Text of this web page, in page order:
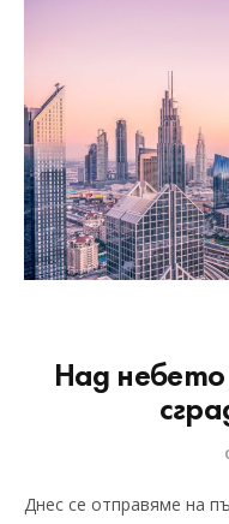
Над
Днес се отправяме на